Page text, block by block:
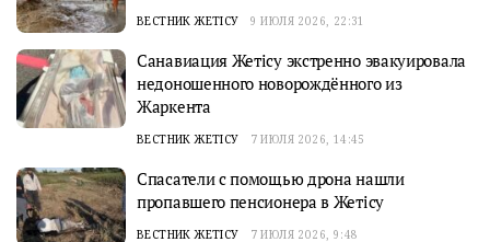
ВЕСТНИК ЖЕТІСУ 9 ИЮЛЯ 2026, 22:31
Санавиация Жетісу экстренно эвакуировала
недоношенного новорождённого из
Жаркента
ВЕСТНИК ЖЕТІСУ 7 ИЮЛЯ 2026, 14:45
Спасатели с помощью дрона нашли
пропавшего пенсионера в Жетісу
ВЕСТНИК ЖЕТІСУ 7 ИЮЛЯ 2026, 9:48